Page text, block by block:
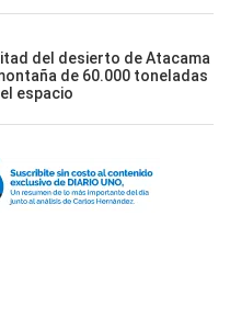
del desierto de Atacama
de 60.000 toneladas
espacio